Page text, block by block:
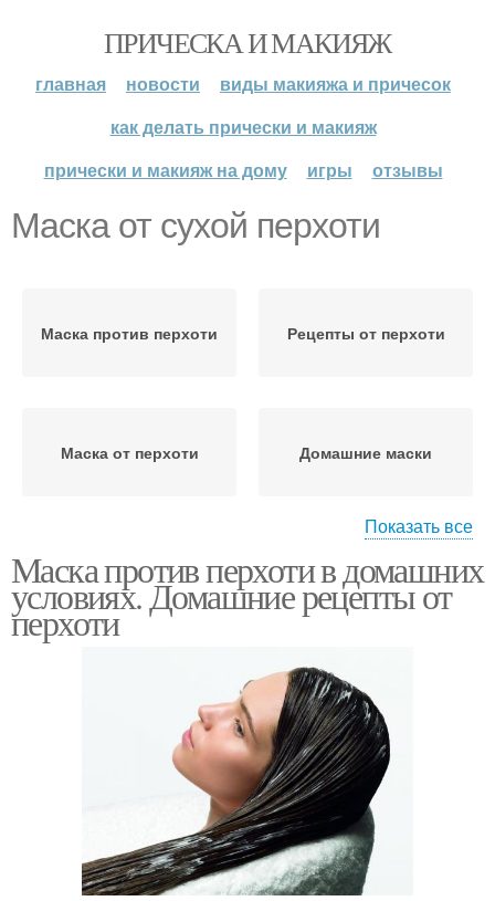
ПРИЧЕСКА И МАКИЯЖ
главная новости
виды макияжа и причесок
как делать прически и макияж
прически и макияж на дому
игры отзывы
Маска от сухой перхоти
Маска против перхоти Рецепты от перхоти
Маска от перхоти Домашние маски
Маски для волос Маска для волос
Маски от жирного типа
Маска из настойки
Показать все
Маска против перхоти в домашних
условиях. Домашние рецепты от
перхоти